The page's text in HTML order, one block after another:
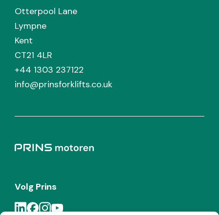
Otterpool Lane
Lympne
Kent
CT21 4LR
+44 1303 237122
info@prinsforklifts.co.uk
Volg Prins